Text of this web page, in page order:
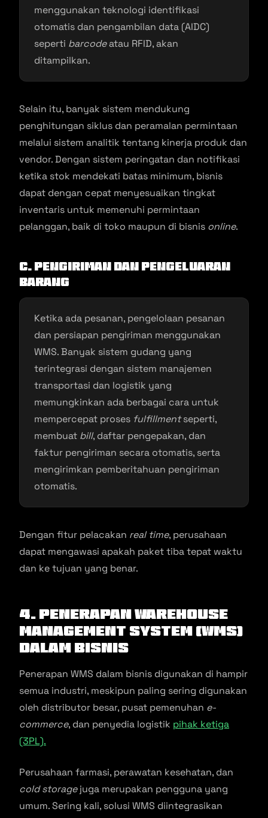
menggunakan teknologi identifikasi
otomatis dan pengambilan data (AIDC)
seperti barcodeatau RFID, akan
ditampilkan.
Selain itu, banyak sistem mendukung
penghitungan siklus dan peramalan permintaan
melalui sistem analitik tentang kinerja produk dan
vendor. Dengan sistem peringatan dan notifikasi
ketika stok mendekati batas minimum, bisnis
dapat dengan cepat menyesuaikan tingkat
inventaris untuk memenuhi permintaan
pelanggan, baik di toko maupun di bisnis online.
c. Pengiriman dan Pengeluaran
Barang
Ketika ada pesanan, pengelolaan pesanan
dan persiapan pengiriman menggunakan
WMS. Banyak sistem gudang yang
terintegrasi dengan sistem manajemen
transportasi dan logistik yang
memungkinkan ada berbagai cara untuk
mempercepat proses fulfillmentseperti,
membuat bill, daftar pengepakan, dan
faktur pengiriman secara otomatis, serta
mengirimkan pemberitahuan pengiriman
otomatis.
Dengan fitur pelacakan real time, perusahaan
dapat mengawasi apakah paket tiba tepat waktu
dan ke tujuan yang benar.
4. Penerapan Warehouse
Management System (WMS)
dalam Bisnis
Penerapan WMS dalam bisnis digunakan di hampir
semua industri, meskipun paling sering digunakan
oleh distributor besar, pusat pemenuhan e-
commerce, dan penyedia logistik pihak ketiga
(3PL).
Perusahaan farmasi, perawatan kesehatan, dan
cold storagejuga merupakan pengguna yang
umum. Sering kali, solusi WMS diintegrasikan